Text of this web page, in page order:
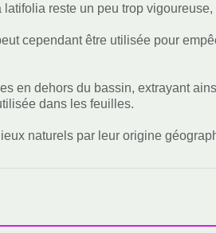
reste un peu trop
cependant être utilisée pour
en dehors du bassin, extrayant
dans les feuilles.
naturels par leur origine